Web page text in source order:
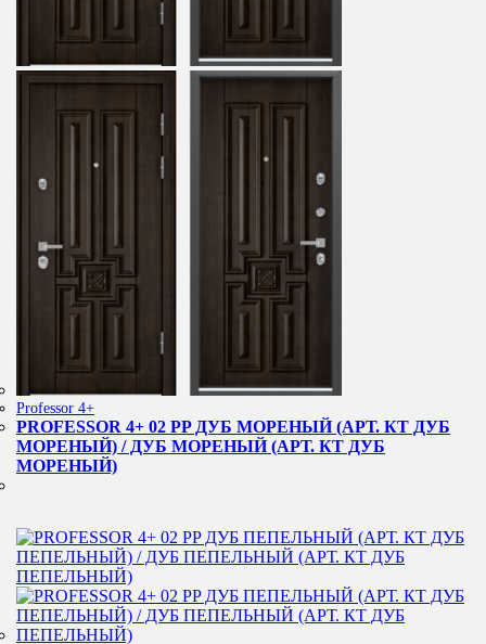
Professor 4+
PROFESSOR 4+ 02 PP ДУБ МОРЕНЫЙ (АРТ. КТ ДУБ
МОРЕНЫЙ) / ДУБ МОРЕНЫЙ (АРТ. КТ ДУБ
МОРЕНЫЙ)